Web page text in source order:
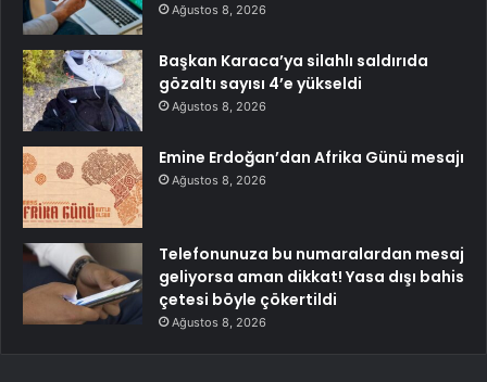
Ağustos 8, 2026
Başkan Karaca’ya silahlı saldırıda
gözaltı sayısı 4’e yükseldi
Ağustos 8, 2026
Emine Erdoğan’dan Afrika Günü mesajı
Ağustos 8, 2026
Telefonunuza bu numaralardan mesaj
geliyorsa aman dikkat! Yasa dışı bahis
çetesi böyle çökertildi
Ağustos 8, 2026